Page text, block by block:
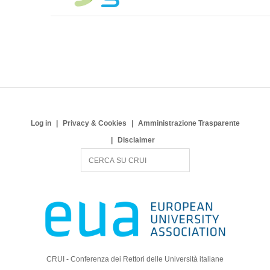
Log in Privacy & Cookies
Amministrazione Trasparente
Disclaimer
c
CRUI - Conferenza dei Rettori delle Università italiane